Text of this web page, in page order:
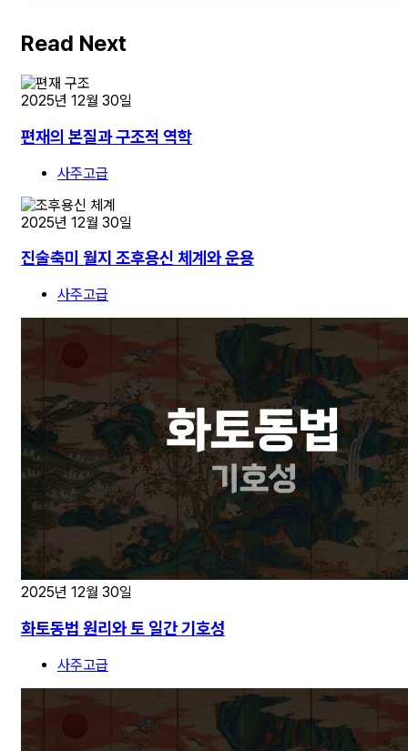
Read Next
2025년 12월 30일
편재의 본질과 구조적 역학
사주고급
2025년 12월 30일
진술축미 월지 조후용신 체계와 운용
사주고급
2025년 12월 30일
화토동법 원리와 토 일간 기호성
사주고급